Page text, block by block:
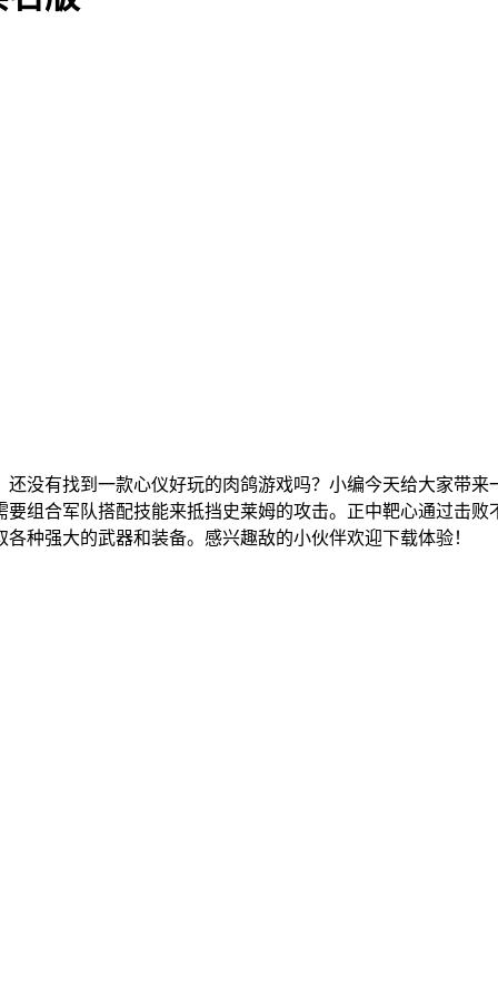
还没有找到一款心仪好玩的肉鸽游戏吗？小编今天给大家带
组合军队搭配技能来抵挡史莱姆的攻击。正中靶心通过击
种强大的武器和装备。感兴趣敌的小伙伴欢迎下载体验！